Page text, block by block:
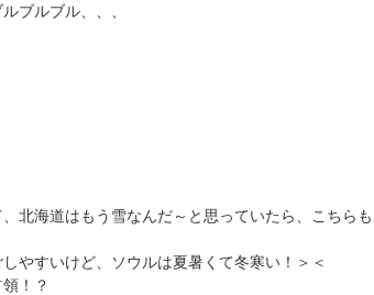
ブルブル、、、
北海道はもう雪なんだ～と思っていたら、こちらも
やすいけど、ソウルは夏暑くて冬寒い！＞＜
！？